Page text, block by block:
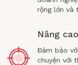
rộng lớn và
Nâng
Đảm bảo
chuyện với